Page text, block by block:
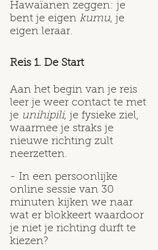
Hawaïanen zeggen: je
bent je eigen kumu, je
eigen leraar.
Reis 1. De Start
Aan het begin van je reis
leer je weer contact te met
je unihipili, je fysieke ziel,
waarmee je straks je
nieuwe richting zult
neerzetten.
- In een persoonlijke
online sessie van 30
minuten kijken we naar
wat er blokkeert waardoor
je niet je richting durft te
kiezen?